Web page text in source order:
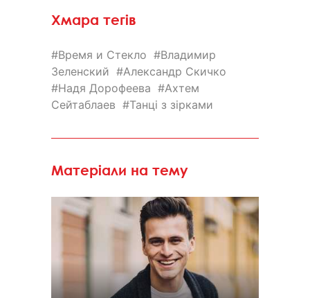
Хмара тегів
Время и Стекло
Владимир
Зеленский
Александр Скичко
Надя Дорофеева
Ахтем
Сейтаблаев
Танці з зірками
Матеріали на тему